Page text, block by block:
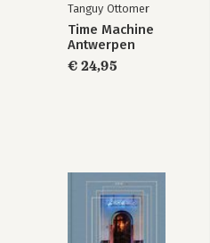
Tanguy Ottomer
Time Machine
Antwerpen
€ 24,95